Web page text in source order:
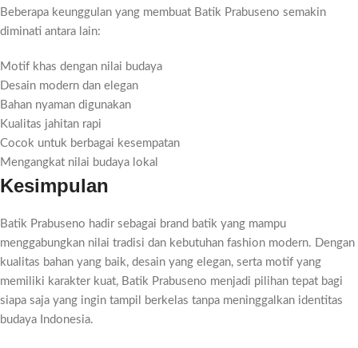
Beberapa keunggulan yang membuat Batik Prabuseno semakin
diminati antara lain:
Motif khas dengan nilai budaya
Desain modern dan elegan
Bahan nyaman digunakan
Kualitas jahitan rapi
Cocok untuk berbagai kesempatan
Mengangkat nilai budaya lokal
Kesimpulan
Batik Prabuseno hadir sebagai brand batik yang mampu
menggabungkan nilai tradisi dan kebutuhan fashion modern. Dengan
kualitas bahan yang baik, desain yang elegan, serta motif yang
memiliki karakter kuat, Batik Prabuseno menjadi pilihan tepat bagi
siapa saja yang ingin tampil berkelas tanpa meninggalkan identitas
budaya Indonesia.